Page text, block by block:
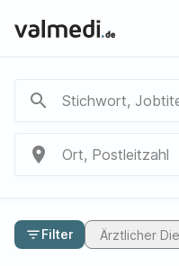
search Stichwort,
place Ort, Postleitzahl
filter_listFilter Ärztlicher